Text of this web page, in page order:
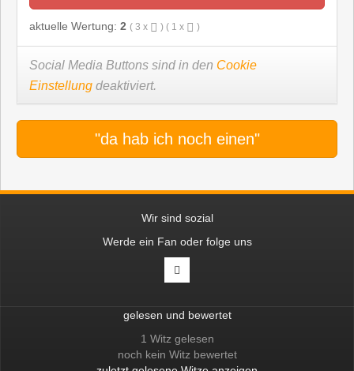
aktuelle Wertung: 2 ( 3 x ) ( 1 x )
Social Media Buttons sind in den Cookie
Einstellung deaktiviert.
"da hab ich noch einen"
Wir sind sozial
Werde ein Fan oder folge uns
gelesen und bewertet
1 Witz gelesen
noch kein Witz bewertet